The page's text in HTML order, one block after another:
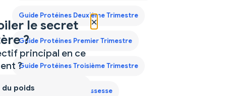
Guide Protéines Deuxième Trimestre
Guide Protéines Premier Trimestre
Guide Protéines Troisième Trimestre
Nutriscan pour la Grossesse
×
le secret
?
principal en ce
?
poids